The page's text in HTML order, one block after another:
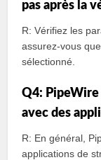
pas après la
R: Vérifiez les
assurez-vous
sélectionné.
Q4:
avec des
R: En général,
applications de